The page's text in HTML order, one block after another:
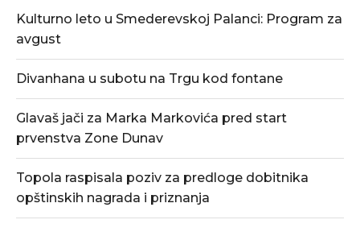
Kulturno leto u Smederevskoj Palanci: Program za
avgust
Divanhana u subotu na Trgu kod fontane
Glavaš jači za Marka Markovića pred start
prvenstva Zone Dunav
Topola raspisala poziv za predloge dobitnika
opštinskih nagrada i priznanja